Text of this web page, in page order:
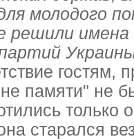
молодого
решили
памяти" не
только
старался